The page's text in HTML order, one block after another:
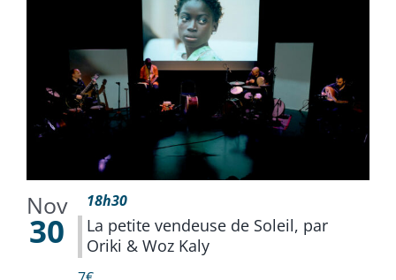
Nov
30
18h30
La petite vendeuse de Soleil, par
Oriki & Woz Kaly